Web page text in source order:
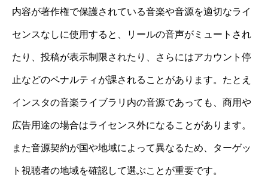
内容が著作権で保護されている音楽や音源を適切なライ
センスなしに使用すると、リールの音声がミュートされ
たり、投稿が表示制限されたり、さらにはアカウント停
止などのペナルティが課されることがあります。たとえ
インスタの音楽ライブラリ内の音源であっても、商用や
広告用途の場合はライセンス外になることがあります。
また音源契約が国や地域によって異なるため、ターゲッ
ト視聴者の地域を確認して選ぶことが重要です。